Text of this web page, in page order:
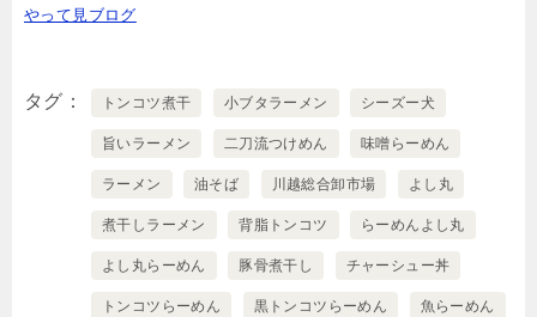
やって見ブログ
タグ トンコツ煮干 小ブタラーメン シーズー犬
旨いラーメン 二刀流つけめん 味噌らーめん
ラーメン 油そば 川越総合卸市場 よし丸
煮干しラーメン 背脂トンコツ らーめんよし丸
よし丸らーめん 豚骨煮干し チャーシュー丼
トンコツらーめん 黒トンコツらーめん 魚らーめん